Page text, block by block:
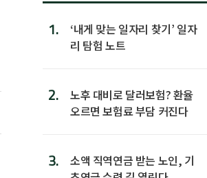
1.
‘내게 맞는 일자리 찾기’ 일자
리 탐험 노트
2.
노후 대비로 달러보험? 환율
오르면 보험료 부담 커진다
3.
소액 직역연금 받는 노인, 기